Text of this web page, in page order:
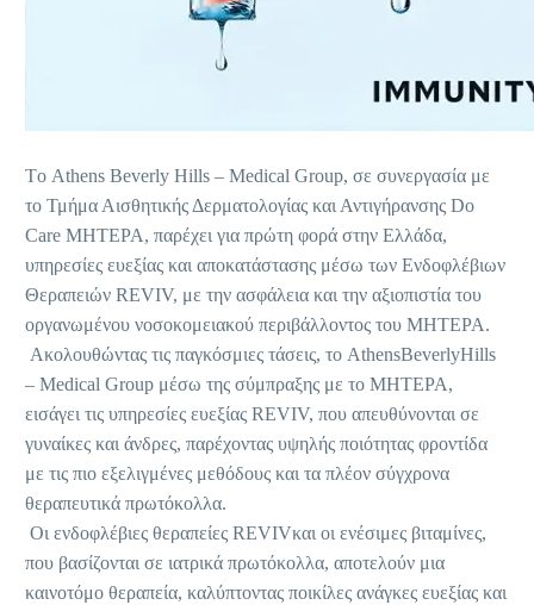
Tο Athens Beverly Hills – Medical Group, σε συνεργασία με
το Τμήμα Αισθητικής Δερματολογίας και Αντιγήρανσης Do
Care ΜΗΤΕΡΑ, παρέχει για πρώτη φορά στην Ελλάδα,
υπηρεσίες ευεξίας και αποκατάστασης μέσω των Ενδοφλέβιων
Θεραπειών REVIV, με την ασφάλεια και την αξιοπιστία του
οργανωμένου νοσοκομειακού περιβάλλοντος του ΜΗΤΕΡΑ.
Ακολουθώντας τις παγκόσμιες τάσεις, το AthensBeverlyHills
– Medical Group μέσω της σύμπραξης με το ΜΗΤΕΡΑ,
εισάγει τις υπηρεσίες ευεξίας REVIV, που απευθύνονται σε
γυναίκες και άνδρες, παρέχοντας υψηλής ποιότητας φροντίδα
με τις πιο εξελιγμένες μεθόδους και τα πλέον σύγχρονα
θεραπευτικά πρωτόκολλα.
Οι ενδοφλέβιες θεραπείες REVIVκαι οι ενέσιμες βιταμίνες,
που βασίζονται σε ιατρικά πρωτόκολλα, αποτελούν μια
καινοτόμο θεραπεία, καλύπτοντας ποικίλες ανάγκες ευεξίας και